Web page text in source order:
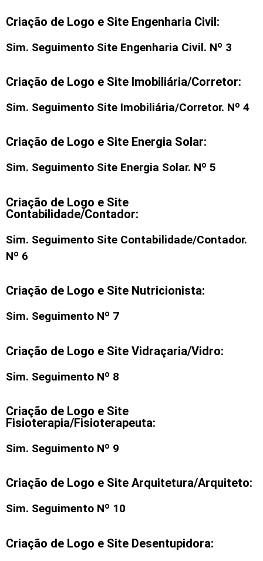
Criação de Logo e Site Engenharia Civil:
Sim. Seguimento Site Engenharia Civil. Nº 3
Criação de Logo e Site Imobiliária/Corretor:
Sim. Seguimento Site Imobiliária/Corretor. Nº 4
Criação de Logo e Site Energia Solar:
Sim. Seguimento Site Energia Solar. Nº 5
Criação de Logo e Site
Contabilidade/Contador:
Sim. Seguimento Site Contabilidade/Contador.
Nº 6
Criação de Logo e Site Nutricionista:
Sim. Seguimento Nº 7
Criação de Logo e Site Vidraçaria/Vidro:
Sim. Seguimento Nº 8
Criação de Logo e Site
Fisioterapia/Fisioterapeuta:
Sim. Seguimento Nº 9
Criação de Logo e Site Arquitetura/Arquiteto:
Sim. Seguimento Nº 10
Criação de Logo e Site Desentupidora: